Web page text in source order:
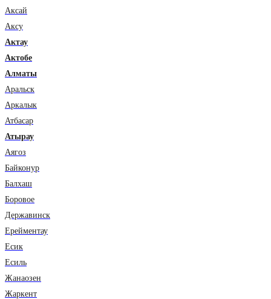
Аксай
Аксу
Актау
Актобе
Алматы
Аральск
Аркалык
Атбасар
Атырау
Аягоз
Байконур
Балхаш
Боровое
Державинск
Ерейментау
Есик
Есиль
Жанаозен
Жаркент